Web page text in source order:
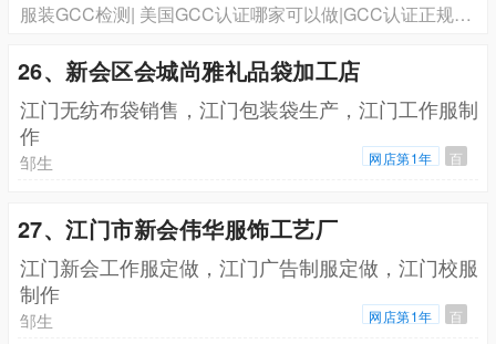
服装GCC检测| 美国GCC认证哪家可以做|GCC认证正规机构
26、新会区会城尚雅礼品袋加工店
江门无纺布袋销售，江门包装袋生产，江门工作服制
作
邹生 网店第1年 百
27、江门市新会伟华服饰工艺厂
江门新会工作服定做，江门广告制服定做，江门校服
制作
邹生 网店第1年 百